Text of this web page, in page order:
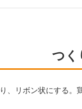
つく
、リボン状にする。